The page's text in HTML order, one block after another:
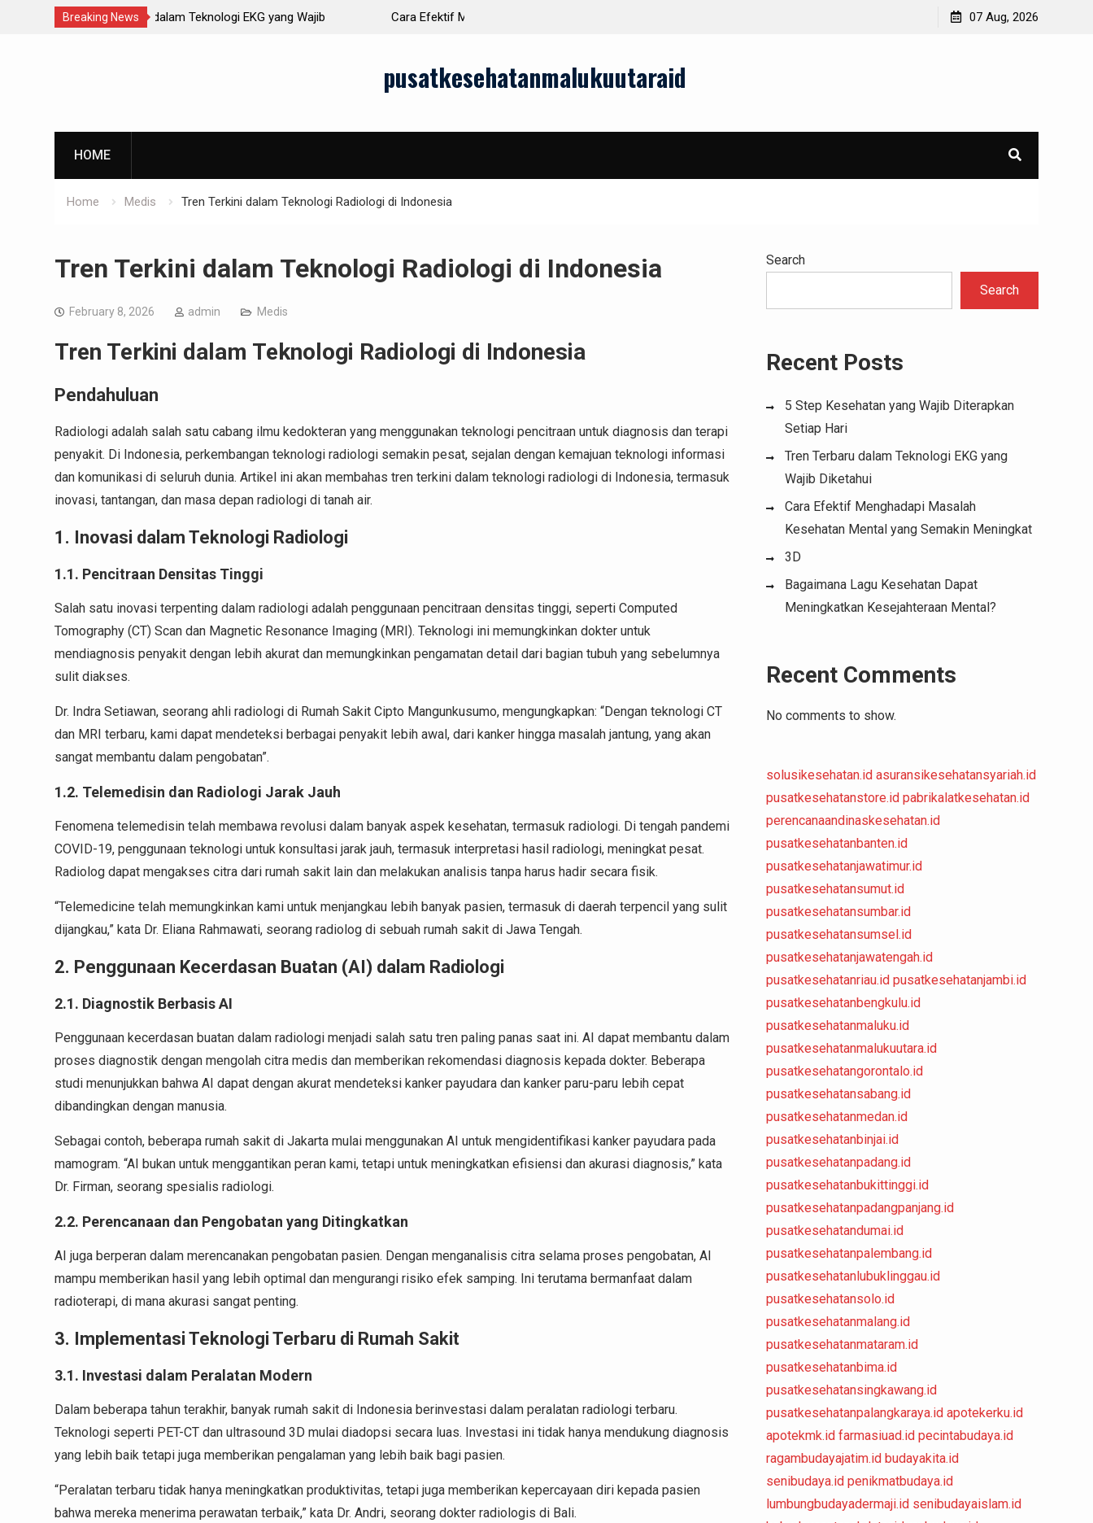
Breaking News
EKG yang Wajib
Cara Efektif Menghadapi Masalah Kesehatan Mental
5 Step Kesehatan yang Wajib Diterapkan Setiap Hari
07 Aug, 2026
pusatkesehatanmalukuutaraid
HOME
Home Medis Tren Terkini dalam Teknologi Radiologi di Indonesia
Tren Terkini dalam Teknologi Radiologi di Indonesia
February 8, 2026 admin Medis
Tren Terkini dalam Teknologi Radiologi di Indonesia
Pendahuluan
Radiologi adalah salah satu cabang ilmu kedokteran yang menggunakan teknologi pencitraan untuk diagnosis dan terapi
penyakit. Di Indonesia, perkembangan teknologi radiologi semakin pesat, sejalan dengan kemajuan teknologi informasi
dan komunikasi di seluruh dunia. Artikel ini akan membahas tren terkini dalam teknologi radiologi di Indonesia, termasuk
inovasi, tantangan, dan masa depan radiologi di tanah air.
1. Inovasi dalam Teknologi Radiologi
1.1. Pencitraan Densitas Tinggi
Salah satu inovasi terpenting dalam radiologi adalah penggunaan pencitraan densitas tinggi, seperti Computed
Tomography (CT) Scan dan Magnetic Resonance Imaging (MRI). Teknologi ini memungkinkan dokter untuk
mendiagnosis penyakit dengan lebih akurat dan memungkinkan pengamatan detail dari bagian tubuh yang sebelumnya
sulit diakses.
Dr. Indra Setiawan, seorang ahli radiologi di Rumah Sakit Cipto Mangunkusumo, mengungkapkan: “Dengan teknologi CT
dan MRI terbaru, kami dapat mendeteksi berbagai penyakit lebih awal, dari kanker hingga masalah jantung, yang akan
sangat membantu dalam pengobatan”.
1.2. Telemedisin dan Radiologi Jarak Jauh
Fenomena telemedisin telah membawa revolusi dalam banyak aspek kesehatan, termasuk radiologi. Di tengah pandemi
COVID-19, penggunaan teknologi untuk konsultasi jarak jauh, termasuk interpretasi hasil radiologi, meningkat pesat.
Radiolog dapat mengakses citra dari rumah sakit lain dan melakukan analisis tanpa harus hadir secara fisik.
“Telemedicine telah memungkinkan kami untuk menjangkau lebih banyak pasien, termasuk di daerah terpencil yang sulit
dijangkau,” kata Dr. Eliana Rahmawati, seorang radiolog di sebuah rumah sakit di Jawa Tengah.
2. Penggunaan Kecerdasan Buatan (AI) dalam Radiologi
2.1. Diagnostik Berbasis AI
Penggunaan kecerdasan buatan dalam radiologi menjadi salah satu tren paling panas saat ini. AI dapat membantu dalam
proses diagnostik dengan mengolah citra medis dan memberikan rekomendasi diagnosis kepada dokter. Beberapa
studi menunjukkan bahwa AI dapat dengan akurat mendeteksi kanker payudara dan kanker paru-paru lebih cepat
dibandingkan dengan manusia.
Sebagai contoh, beberapa rumah sakit di Jakarta mulai menggunakan AI untuk mengidentifikasi kanker payudara pada
mamogram. “AI bukan untuk menggantikan peran kami, tetapi untuk meningkatkan efisiensi dan akurasi diagnosis,” kata
Dr. Firman, seorang spesialis radiologi.
2.2. Perencanaan dan Pengobatan yang Ditingkatkan
AI juga berperan dalam merencanakan pengobatan pasien. Dengan menganalisis citra selama proses pengobatan, AI
mampu memberikan hasil yang lebih optimal dan mengurangi risiko efek samping. Ini terutama bermanfaat dalam
radioterapi, di mana akurasi sangat penting.
3. Implementasi Teknologi Terbaru di Rumah Sakit
3.1. Investasi dalam Peralatan Modern
Dalam beberapa tahun terakhir, banyak rumah sakit di Indonesia berinvestasi dalam peralatan radiologi terbaru.
Teknologi seperti PET-CT dan ultrasound 3D mulai diadopsi secara luas. Investasi ini tidak hanya mendukung diagnosis
yang lebih baik tetapi juga memberikan pengalaman yang lebih baik bagi pasien.
“Peralatan terbaru tidak hanya meningkatkan produktivitas, tetapi juga memberikan kepercayaan diri kepada pasien
bahwa mereka menerima perawatan terbaik,” kata Dr. Andri, seorang dokter radiologis di Bali.
Search
Search
Recent Posts
5 Step Kesehatan yang Wajib Diterapkan
Setiap Hari
Tren Terbaru dalam Teknologi EKG yang
Wajib Diketahui
Cara Efektif Menghadapi Masalah
Kesehatan Mental yang Semakin Meningkat
3D
Bagaimana Lagu Kesehatan Dapat
Meningkatkan Kesejahteraan Mental?
Recent Comments
No comments to show.
solusikesehatan.id asuransikesehatansyariah.id
pusatkesehatanstore.id pabrikalatkesehatan.id
perencanaandinaskesehatan.id
pusatkesehatanbanten.id
pusatkesehatanjawatimur.id
pusatkesehatansumut.id
pusatkesehatansumbar.id
pusatkesehatansumsel.id
pusatkesehatanjawatengah.id
pusatkesehatanriau.id pusatkesehatanjambi.id
pusatkesehatanbengkulu.id
pusatkesehatanmaluku.id
pusatkesehatanmalukuutara.id
pusatkesehatangorontalo.id
pusatkesehatansabang.id
pusatkesehatanmedan.id
pusatkesehatanbinjai.id
pusatkesehatanpadang.id
pusatkesehatanbukittinggi.id
pusatkesehatanpadangpanjang.id
pusatkesehatandumai.id
pusatkesehatanpalembang.id
pusatkesehatanlubuklinggau.id
pusatkesehatansolo.id
pusatkesehatanmalang.id
pusatkesehatanmataram.id
pusatkesehatanbima.id
pusatkesehatansingkawang.id
pusatkesehatanpalangkaraya.id apotekerku.id
apotekmk.id farmasiuad.id pecintabudaya.id
ragambudayajatim.id budayakita.id
senibudaya.id penikmatbudaya.id
lumbungbudayadermaji.id senibudayaislam.id